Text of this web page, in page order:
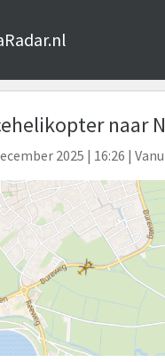
naar
2025 | 16:26 |